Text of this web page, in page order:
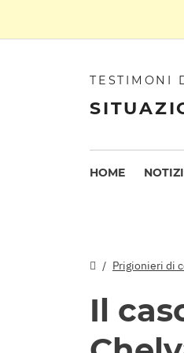
TESTIMONI
HOME
Prigionieri di
Il